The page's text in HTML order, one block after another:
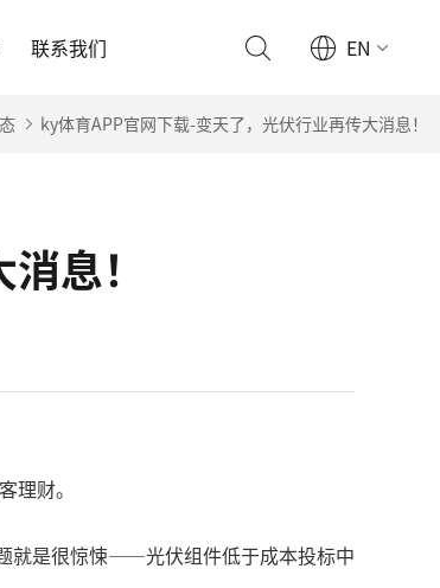
联系我们 EN
ky体育APP官网下载-变天了，光伏行业再传大消息！
息！
理财。
就是很惊悚——光伏组件低于成本投标中